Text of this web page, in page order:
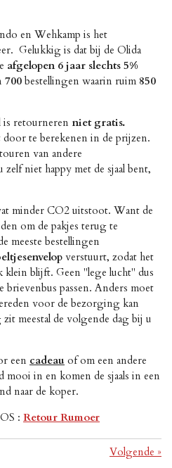
en Wehkamp is het
Gelukkig is dat bij de Olida
afgelopen 6 jaar slechts 5%
700 bestellingen waarin ruim 850
retourneren niet gratis.
te berekenen in de prijzen.
van andere
niet happy met de sjaal bent,
minder CO2 uitstoot. Want de
om de pakjes terug te
meeste bestellingen
verstuurt, zodat het
klein blijft. Geen "lege lucht" dus
passen. Anders moet
voor de bezorging kan
meestal de volgende dag bij u
een cadeau of om een andere
mooi in en komen de sjaals in een
naar de koper.
: Retour Rumoer
Volgende »